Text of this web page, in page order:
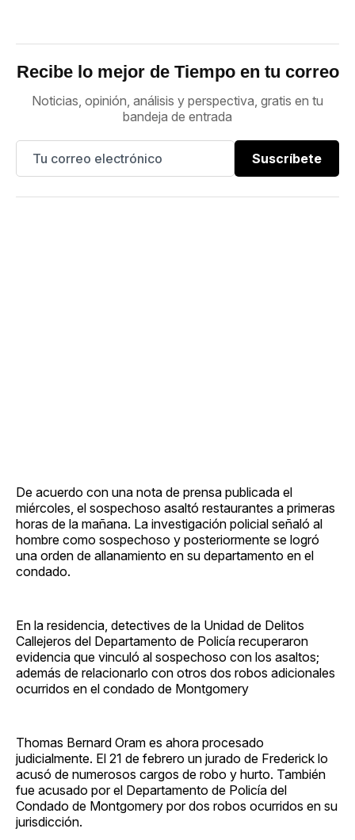
Recibe lo mejor de Tiempo en tu correo
Noticias, opinión, análisis y perspectiva, gratis en tu
bandeja de entrada
Suscríbete
De acuerdo con una nota de prensa publicada el
miércoles, el sospechoso asaltó restaurantes a primeras
horas de la mañana. La investigación policial señaló al
hombre como sospechoso y posteriormente se logró
una orden de allanamiento en su departamento en el
condado.
En la residencia, detectives de la Unidad de Delitos
Callejeros del Departamento de Policía recuperaron
evidencia que vinculó al sospechoso con los asaltos;
además de relacionarlo con otros dos robos adicionales
ocurridos en el condado de Montgomery
Thomas Bernard Oram es ahora procesado
judicialmente. El 21 de febrero un jurado de Frederick lo
acusó de numerosos cargos de robo y hurto. También
fue acusado por el Departamento de Policía del
Condado de Montgomery por dos robos ocurridos en su
jurisdicción.